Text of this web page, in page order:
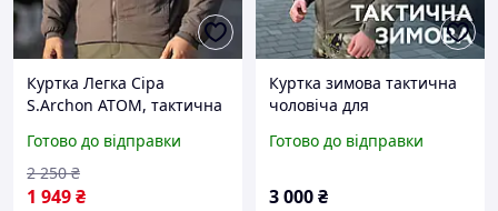
Куртка Легка Сіра
S.Archon ATOM, тактична
непродуваєма куртка,
куртка на осінь
Готово до відправки
1 949₴
2 250 ₴
Куртка зимова тактична
чоловіча для
койот з капюшоном S-4XL
Готово до відправки
3 000₴